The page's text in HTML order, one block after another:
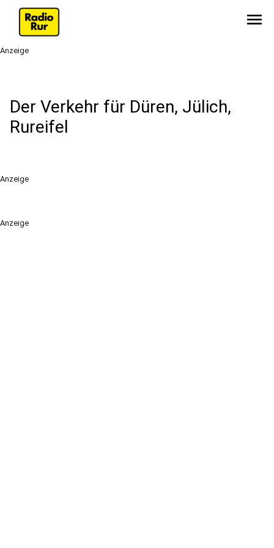
menu
Anzeige
Der Verkehr für Düren, Jülich,
Rureifel
Anzeige
Anzeige